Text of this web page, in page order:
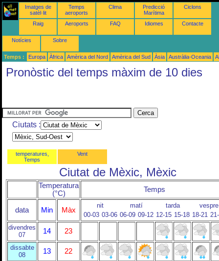
Imatges de
satèl·lit
Temps
aeroports
Clima
Predicció
Marítima
Ciclons
Raig Aeroports FAQ Idiomes Contacte
Notícies Sobre
Temps : Europa Àfrica Amèrica del Nord Amèrica del Sud Àsia Austràlia-Oceania
Pronòstic del temps màxim de 10 dies
Ciutats :
temperatures,
Temps
Vent
Ciutat de Mèxic, Mèxic
Temperatura
(°C)
Temps
data Min Màx
nit matí tarda
vespre
00-03 03-06 06-09 09-12 12-15 15-18 18-21
divendres
07
14 23
dissabte
08
13 22